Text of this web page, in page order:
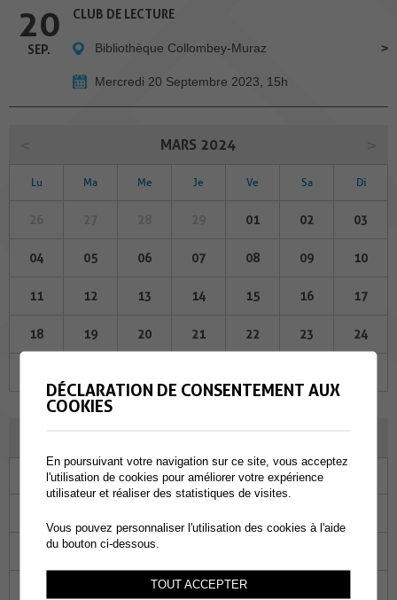
20
SEP.
CLUB DE LECTURE
Bibliothèque Collombey-Muraz
Mercredi 20 Septembre 2023, 15h
MARS 2024
Lu Ma Me Je Ve Sa Di
01 02 03
04 05 06 07 08 09 10
11 12 13 14 15 16 17
18 19 20 21 22 23 24
Ma Me Je Ve Sa
09 10
18 19
DÉCLARATION DE CONSENTEMENT AUX
COOKIES
En poursuivant votre navigation sur ce site, vous acceptez
l'utilisation de cookies pour améliorer votre expérience
utilisateur et réaliser des statistiques de visites.
Vous pouvez personnaliser l'utilisation des cookies à l'aide
du bouton ci-dessous.
TOUT ACCEPTER